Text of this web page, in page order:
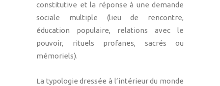
constitutive et la réponse à une demande
sociale multiple (lieu de rencontre,
éducation populaire, relations avec le
pouvoir, rituels profanes, sacrés ou
mémoriels).
La typologie dressée à l’intérieur du monde